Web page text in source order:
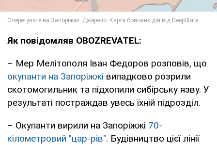
Як повідомляв OBOZREVATEL:
– Мер Мелітополя Іван Федоров розповів, що
окупанти на Запоріжжі випадково розрили
скотомогильник та підхопили сибірську язву. У
результаті постраждав увесь їхній підрозділ.
– Окупанти вирили на Запоріжжі 70-
кілометровий "цар-рів". Будівництво цієї лінії